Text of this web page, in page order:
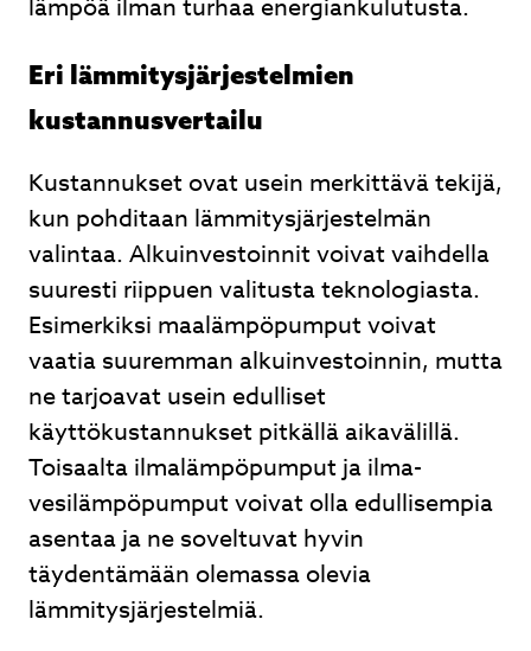
lämpöä ilman turhaa energiankulutusta.
Eri lämmitysjärjestelmien
kustannusvertailu
Kustannukset ovat usein merkittävä tekijä,
kun pohditaan lämmitysjärjestelmän
valintaa. Alkuinvestoinnit voivat vaihdella
suuresti riippuen valitusta teknologiasta.
Esimerkiksi maalämpöpumput voivat
vaatia suuremman alkuinvestoinnin, mutta
ne tarjoavat usein edulliset
käyttökustannukset pitkällä aikavälillä.
Toisaalta ilmalämpöpumput ja ilma-
vesilämpöpumput voivat olla edullisempia
asentaa ja ne soveltuvat hyvin
täydentämään olemassa olevia
lämmitysjärjestelmiä.